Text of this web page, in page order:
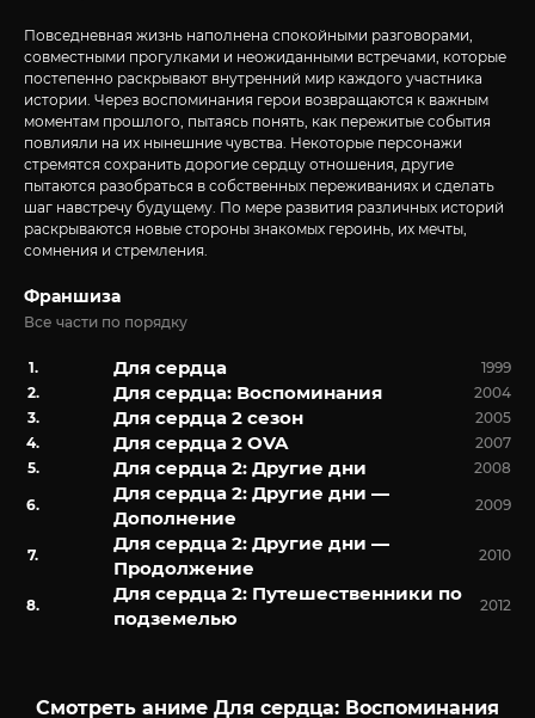
Повседневная жизнь наполнена спокойными разговорами,
совместными прогулками и неожиданными встречами, которые
постепенно раскрывают внутренний мир каждого участника
истории. Через воспоминания герои возвращаются к важным
моментам прошлого, пытаясь понять, как пережитые события
повлияли на их нынешние чувства. Некоторые персонажи
стремятся сохранить дорогие сердцу отношения, другие
пытаются разобраться в собственных переживаниях и сделать
шаг навстречу будущему. По мере развития различных историй
раскрываются новые стороны знакомых героинь, их мечты,
сомнения и стремления.
Франшиза
Все части по порядку
Для сердца 1999
Для сердца: Воспоминания 2004
Для сердца 2 сезон 2005
Для сердца 2 OVA 2007
Для сердца 2: Другие дни 2008
Для сердца 2: Другие дни —
Дополнение
2009
Для сердца 2: Другие дни —
Продолжение
2010
Для сердца 2: Путешественники по
подземелью
2012
Смотреть аниме Для сердца: Воспоминания